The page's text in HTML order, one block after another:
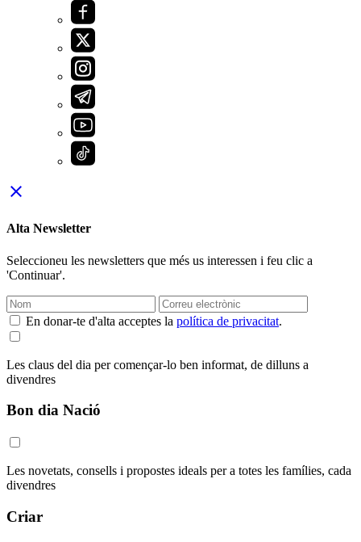
close
Alta Newsletter
Seleccioneu les newsletters que més us interessen i feu clic a
'Continuar'.
En donar-te d'alta acceptes la política de privacitat.
Les claus del dia per començar-lo ben informat, de dilluns a
divendres
Bon dia Nació
Les novetats, consells i propostes ideals per a totes les famílies, cada
divendres
Criar